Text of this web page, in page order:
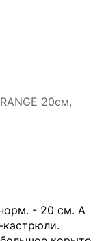
20см,
- 20 см. А
кастрюли.